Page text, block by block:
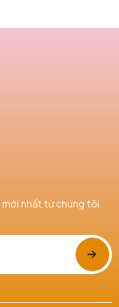
nhất từ chúng tôi